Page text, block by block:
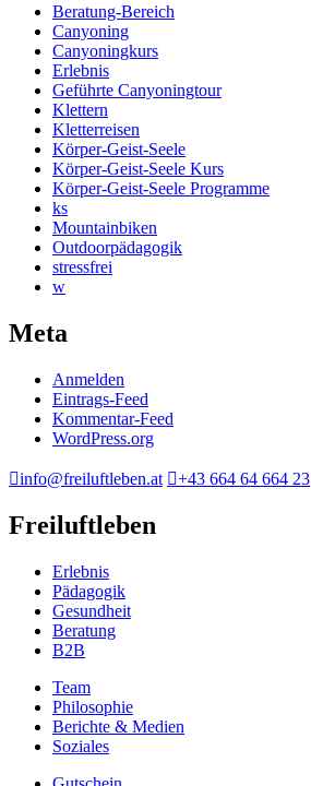
Beratung-Bereich
Canyoning
Canyoningkurs
Erlebnis
Geführte Canyoningtour
Klettern
Kletterreisen
Körper-Geist-Seele
Körper-Geist-Seele Kurs
Körper-Geist-Seele Programme
ks
Mountainbiken
Outdoorpädagogik
stressfrei
w
Meta
Anmelden
Eintrags-Feed
Kommentar-Feed
WordPress.org
info@freiluftleben.at +43 664 64 664 23
Freiluftleben
Erlebnis
Pädagogik
Gesundheit
Beratung
B2B
Team
Philosophie
Berichte & Medien
Soziales